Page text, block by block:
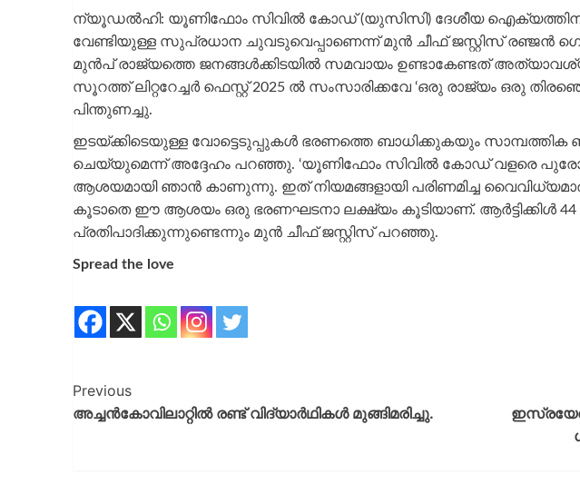
ന്യൂഡൽഹി: യൂണിഫോം സിവിൽ കോഡ് (യുസിസി) ദേശീയ ഐക്യത്തിനും
വേണ്ടിയുള്ള സുപ്രധാന ചുവടുവെപ്പാണെന്ന് മുൻ ചീഫ് ജസ്റ്റിസ് രഞ്ജൻ
മുന്‍പ് രാജ്യത്തെ ജനങ്ങള്‍ക്കിടയിൽ സമവായം ഉണ്ടാകേണ്ടത്
സൂറത്ത് ലിറ്ററേച്ചർ ഫെസ്റ്റ് 2025 ൽ സംസാരിക്കവേ ‘ഒരു രാജ്യം ഒരു
പിന്തുണച്ചു.
ഇടയ്ക്കിടെയുള്ള വോട്ടെടുപ്പുകൾ ഭരണത്തെ ബാധിക്കുകയും സാമ്പത്തിക
ചെയ്യുമെന്ന് അദ്ദേഹം പറഞ്ഞു. ‘യൂണിഫോം സിവിൽ കോഡ് വളരെ
ആശയമായി ഞാൻ കാണുന്നു. ഇത് നിയമങ്ങളായി പരിണമിച്ച
കൂടാതെ ഈ ആശയം ഒരു ഭരണഘടനാ ലക്ഷ്യം കൂടിയാണ്. ആർട്ടിക്കിൾ 44
പ്രതിപാദിക്കുന്നുണ്ടെന്നും മുൻ ചീഫ് ജസ്റ്റിസ് പറഞ്ഞു.
Spread the love
Previous
അച്ചന്‍കോവിലാറ്റില്‍ രണ്ട് വിദ്യാർഥികൾ മുങ്ങിമരിച്ചു.